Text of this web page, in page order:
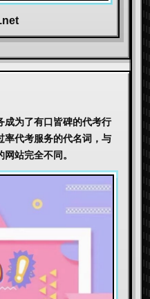
成为了有口皆碑的代考行
率代考服务的代名词，与
站完全不同。